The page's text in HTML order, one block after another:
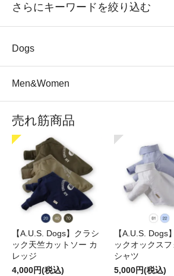
さらにキーワードを絞り込む
Dogs
Men&Women
売れ筋商品
【A.U.S. Dogs】クラシ
ック天竺カットソー カ
レッジ
4,000円(税込)
【A.U.S. Dogs
ックオックスフ
シャツ
5,000円(税込)